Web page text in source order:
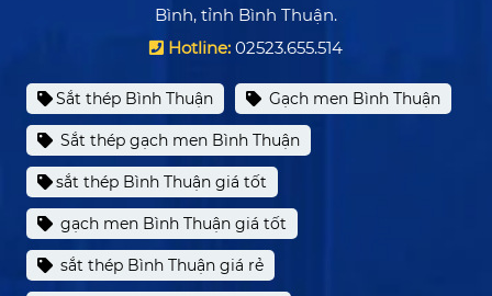
Bình, tỉnh Bình Thuận.
Hotline: 02523.655.514
Sắt thép Bình Thuận Gạch men Bình Thuận
Sắt thép gạch men Bình Thuận
sắt thép Bình Thuận giá tốt
gạch men Bình Thuận giá tốt
sắt thép Bình Thuận giá rẻ